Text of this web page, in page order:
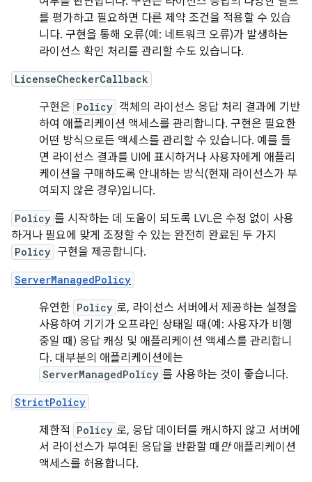
를 평가하고 필요하면 다른 제약 조건을 적용할 수 있습
니다. 구현을 통해 오류(예: 네트워크 오류)가 발생하는
라이선스 확인 처리를 관리할 수도 있습니다.
LicenseCheckerCallback
구현은 Policy 객체의 라이선스 응답 처리 결과에 기반
하여 애플리케이션 액세스를 관리합니다. 구현은 필요한
어떤 방식으로든 액세스를 관리할 수 있습니다. 예를 들
면 라이선스 결과를 UI에 표시하거나 사용자에게 애플리
케이션을 구매하도록 안내하는 방식(현재 라이선스가 부
여되지 않은 경우)입니다.
Policy 를 시작하는 데 도움이 되도록 LVL은 수정 없이 사용
하거나 필요에 맞게 조정할 수 있는 완전히 완료된 두 가지
Policy 구현을 제공합니다.
ServerManagedPolicy
유연한 Policy 로, 라이선스 서버에서 제공하는 설정을
사용하여 기기가 오프라인 상태일 때(예: 사용자가 비행
중일 때) 응답 캐싱 및 애플리케이션 액세스를 관리합니
다. 대부분의 애플리케이션에는
ServerManagedPolicy 를 사용하는 것이 좋습니다.
StrictPolicy
제한적 Policy 로, 응답 데이터를 캐시하지 않고 서버에
서 라이선스가 부여된 응답을 반환할 때 만애플리케이션
액세스를 허용합니다.